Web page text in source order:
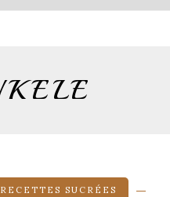
RECETTES SUCRÉES